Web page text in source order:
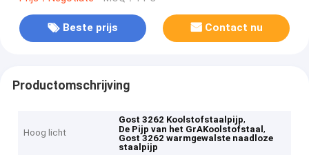
Beste prijs Contact nu
Productomschrijving
Hoog licht
Gost 3262 Koolstofstaalpijp,
De Pijp van het GrAKoolstofstaal,
Gost 3262 warmgewalste naadloze
staalpijp